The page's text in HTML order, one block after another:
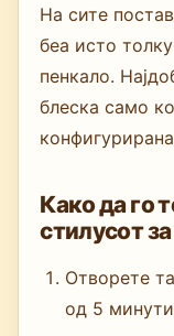
На сите
беа исто
пенкало.
блеска само
Како да го
стилусот
Отворете
од 5